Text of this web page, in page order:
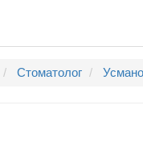
Стоматолог